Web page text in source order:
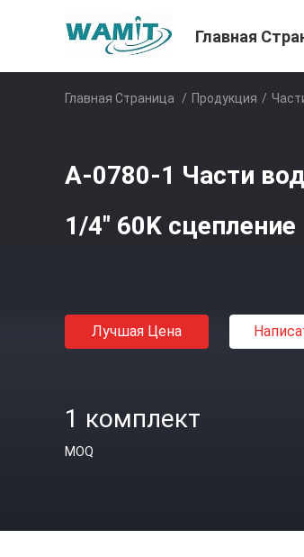
Главная
Главная Страница / Продукция /
A-0780-1 Части
1/4" 60K сцепление
Лучшая Цена
1 комплект
MOQ